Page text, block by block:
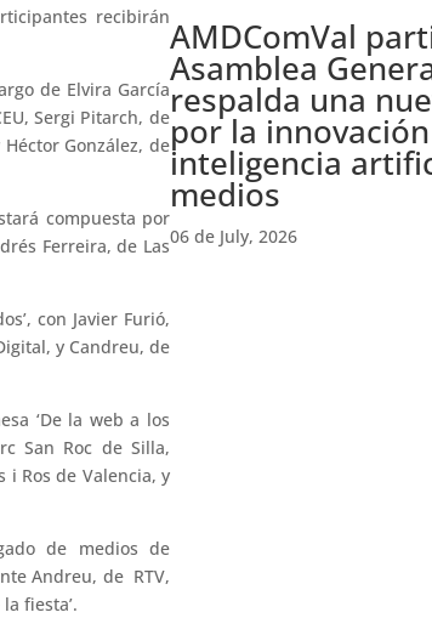
recibirán
de Elvira García
Sergi Pitarch, de
González, de
compuesta por
Ferreira, de Las
con Javier Furió,
y Candreu, de
‘De la web a los
San Roc de Silla,
i Ros de Valencia, y
de medios de
Andreu, de RTV,
fiesta’.
AMDComVal
Asamblea
respalda una
por la
inteligencia
medios
06 de July, 2026